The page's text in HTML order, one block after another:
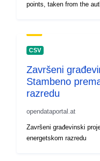
points, taken from the
CSV
Završeni
Stambeno
razredu
opendataportal.at
Završeni građevinski
energetskom razredu